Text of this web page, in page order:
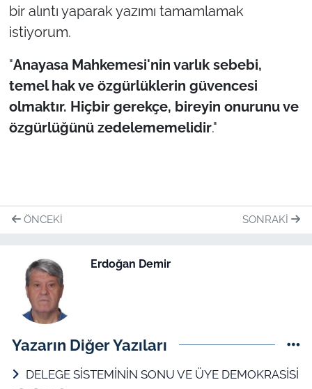
bir alıntı yaparak yazımı tamamlamak
istiyorum.
"Anayasa Mahkemesi'nin varlık sebebi,
temel hak ve özgürlüklerin güvencesi
olmaktır. Hiçbir gerekçe, bireyin onurunu ve
özgürlüğünü zedelememelidir."
ÖNCEKI SONRAKI
Erdoğan Demir
Yazarın Diğer Yazıları
DELEGE SİSTEMİNİN SONU VE ÜYE DEMOKRASİSİ